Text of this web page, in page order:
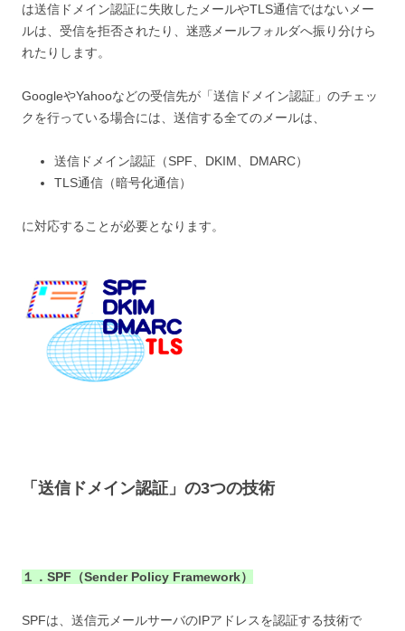
は送信ドメイン認証に失敗したメールやTLS通信ではないメー
ルは、受信を拒否されたり、迷惑メールフォルダへ振り分けら
れたりします。
GoogleやYahooなどの受信先が「送信ドメイン認証」のチェッ
クを行っている場合には、送信する全てのメールは、
送信ドメイン認証（SPF、DKIM、DMARC）
TLS通信（暗号化通信）
に対応することが必要となります。
「送信ドメイン認証」の3つの技術
１．SPF（Sender Policy Framework）
SPFは、送信元メールサーバのIPアドレスを認証する技術で